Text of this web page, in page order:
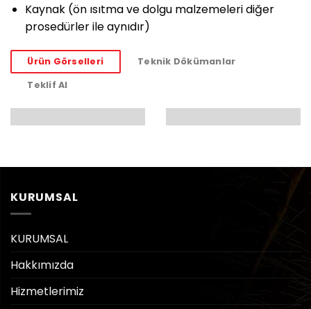
Kaynak (ön ısıtma ve dolgu malzemeleri diğer
prosedürler ile aynıdır)
Ürün Görselleri
Teknik Dökümanlar
Teklif Al
KURUMSAL
KURUMSAL
Hakkımızda
Hizmetlerimiz